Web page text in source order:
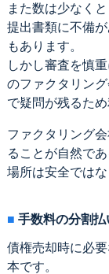
また数は少なく
提出書類に不備
もあります。
しかし審査を慎
のファクタリン
で疑問が残るた
ファクタリング
ることが自然で
場所は安全では
手数料の分割払
債権売却時に必
本です。